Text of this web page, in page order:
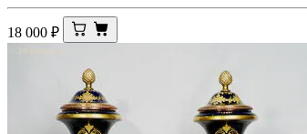
18 000 ₽